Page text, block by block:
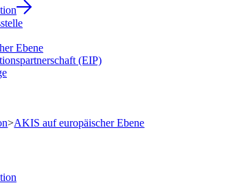
Ebene
(EIP)
>AKIS auf europäischer Ebene